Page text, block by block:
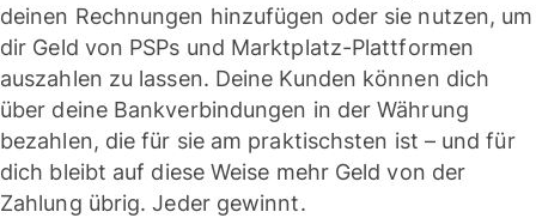
deinen Rechnungen hinzufügen oder sie nutzen, um
dir Geld von PSPs und Marktplatz-Plattformen
auszahlen zu lassen. Deine Kunden können dich
über deine Bankverbindungen in der Währung
bezahlen, die für sie am praktischsten ist – und für
dich bleibt auf diese Weise mehr Geld von der
Zahlung übrig. Jeder gewinnt.